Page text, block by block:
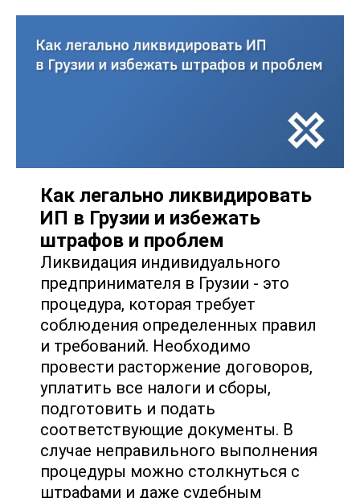
Как легально ликвидировать
ИП в Грузии и избежать
штрафов и проблем
Ликвидация индивидуального
предпринимателя в Грузии - это
процедура, которая требует
соблюдения определенных правил
и требований. Необходимо
провести расторжение договоров,
уплатить все налоги и сборы,
подготовить и подать
соответствующие документы. В
случае неправильного выполнения
процедуры можно столкнуться с
штрафами и даже судебным